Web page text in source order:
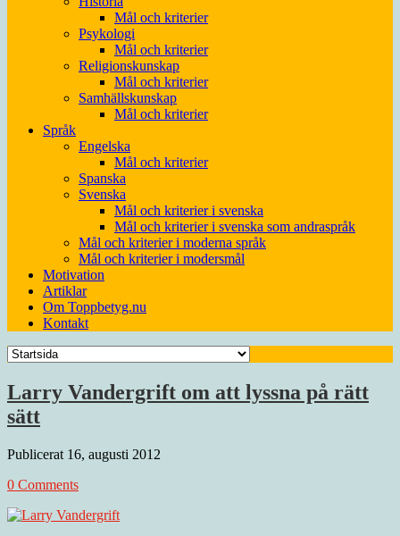
Mål och kriterier
Psykologi
Mål och kriterier
Religionskunskap
Mål och kriterier
Samhällskunskap
Mål och kriterier
Språk
Engelska
Mål och kriterier
Spanska
Svenska
Mål och kriterier i svenska
Mål och kriterier i svenska som andraspråk
Mål och kriterier i moderna språk
Mål och kriterier i modersmål
Motivation
Artiklar
Om Toppbetyg.nu
Kontakt
Larry Vandergrift om att lyssna på rätt
sätt
Publicerat 16, augusti 2012
0 Comments